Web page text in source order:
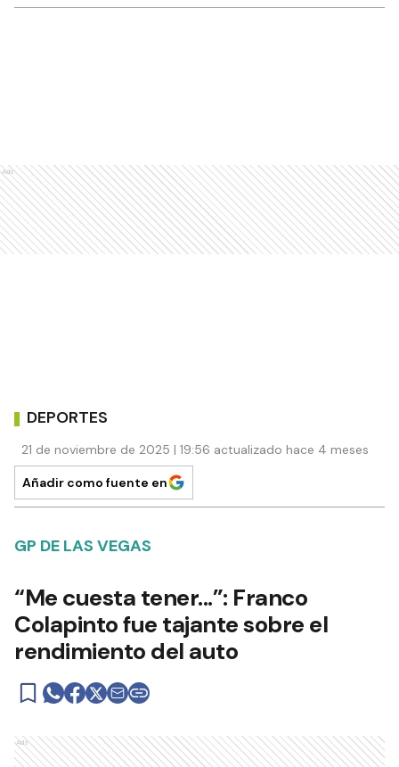
Ads
DEPORTES
21 de noviembre de 2025 | 19:56 actualizado hace 4 meses
Añadir como fuente en
GP DE LAS VEGAS
“Me cuesta tener...”: Franco
Colapinto fue tajante sobre el
rendimiento del auto
Ads